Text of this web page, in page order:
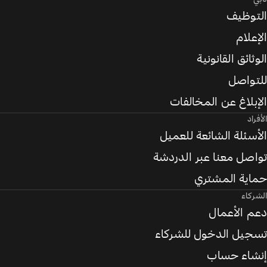
التوظيف
الإعلام
الوثائق القانونية
للتواصل
الإبلاغ عن المخالفات
الأفراد
الأسئلة الشائعة للعميل
تواصل معنا عبر الدردشة
حماية المشتري
الشركاء
دعم الأعمال
تسجيل الدخول للشركاء
إنشاء حساب